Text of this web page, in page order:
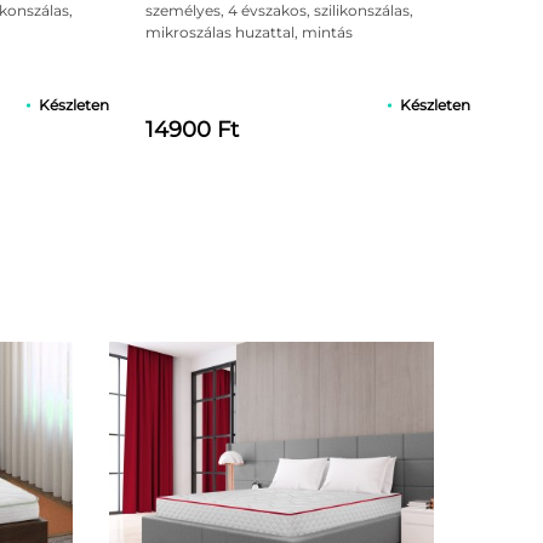
Készleten
személyes, 4 évszakos, szilikonszálas,
mikroszálas huzattal, mintás
14900 Ft
Készleten